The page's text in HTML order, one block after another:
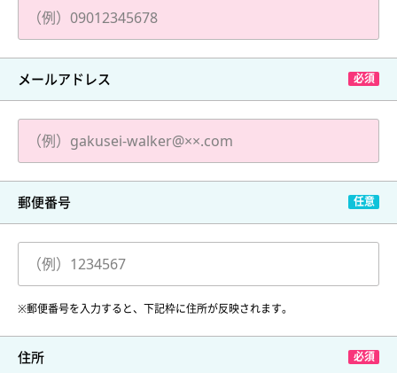
メールアドレス
郵便番号
※郵便番号を入力すると、下記枠に住所が反映されます。
住所